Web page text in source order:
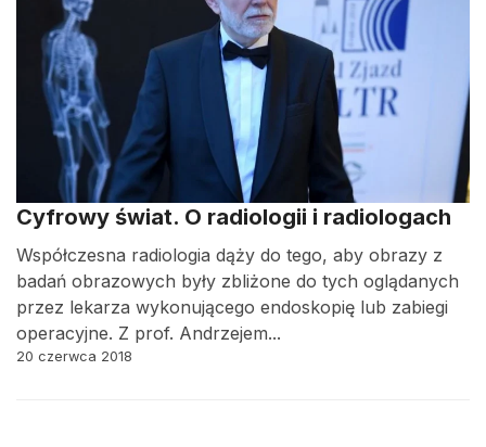
Cyfrowy świat. O radiologii i radiologach
Współczesna radiologia dąży do tego, aby obrazy z
badań obrazowych były zbliżone do tych oglądanych
przez lekarza wykonującego endoskopię lub zabiegi
operacyjne. Z prof. Andrzejem...
20 czerwca 2018